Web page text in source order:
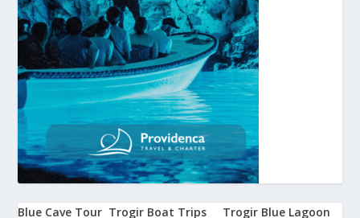
Blue Cave Tour Trogir Boat Trips Trogir Blue Lagoon